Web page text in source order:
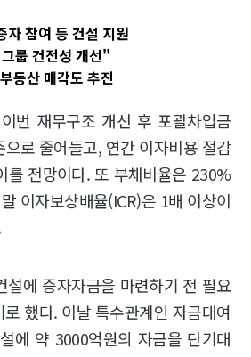
자 참여 등 건설 지원
룹 건전성 개선"
동산 매각도 추진
번 재무구조 개선 후 포괄차입금
로 줄어들고, 연간 이자비용 절감
를 전망이다. 또 부채비율은 230%
이자보상배율(ICR)은 1배 이상이
설에 증자자금을 마련하기 전 필요
했다. 이날 특수관계인 자금대여
에 약 3000억원의 자금을 단기대